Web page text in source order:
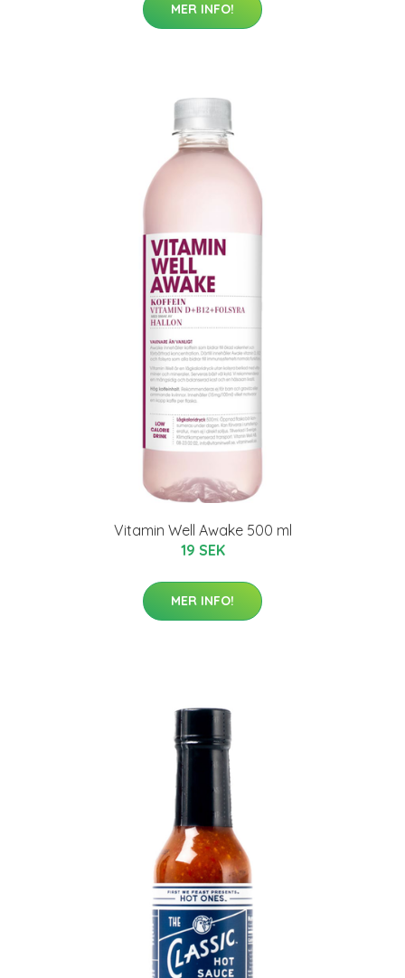
MER INFO!
Vitamin Well Awake 500 ml
19 SEK
MER INFO!